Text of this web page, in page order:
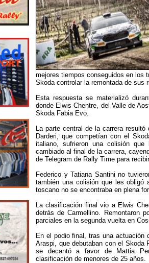
mejores tiempos conseguidos en los
Skoda controlar la remontada de sus
Esta respuesta se materializó
donde Elwis Chentre, del Valle de
Skoda Fabia Evo.
La parte central de la carrera
Darderi, que competían con el
italiano, sufrieron una colisión
cambiado al final de la carrera,
de Telegram de Rally Time para
Federico y Tatiana Santini no
también una colisión que les obligó
toscano no se encontraba en plena
La clasificación final vio a Elwis
detrás de Carmellino. Remontaron
parciales en la segunda vuelta en
En el podio final, tras una actuación
Araspi, que debutaban con el Skoda
se decantó a favor de Mattia
clasificación de menores de 25 años.